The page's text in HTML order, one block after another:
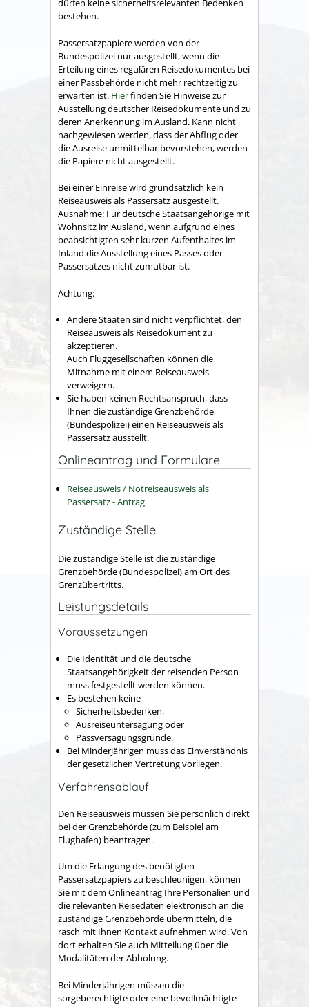
dürfen keine sicherheitsrelevanten Bedenken
bestehen.
Passersatzpapiere werden von der
Bundespolizei nur ausgestellt, wenn die
Erteilung eines regulären Reisedokumentes bei
einer Passbehörde nicht mehr rechtzeitig zu
erwarten ist. Hierfinden Sie Hinweise zur
Ausstellung deutscher Reisedokumente und zu
deren Anerkennung im Ausland. Kann nicht
nachgewiesen werden, dass der Abflug oder
die Ausreise unmittelbar bevorstehen, werden
die Papiere nicht ausgestellt.
Bei einer Einreise wird grundsätzlich kein
Reiseausweis als Passersatz ausgestellt.
Ausnahme: Für deutsche Staatsangehörige mit
Wohnsitz im Ausland, wenn aufgrund eines
beabsichtigten sehr kurzen Aufenthaltes im
Inland die Ausstellung eines Passes oder
Passersatzes nicht zumutbar ist.
Achtung:
Andere Staaten sind nicht verpflichtet, den
Reiseausweis als Reisedokument zu
akzeptieren.
Auch Fluggesellschaften können die
Mitnahme mit einem Reiseausweis
verweigern.
Sie haben keinen Rechtsanspruch, dass
Ihnen die zuständige Grenzbehörde
(Bundespolizei) einen Reiseausweis als
Passersatz ausstellt.
Onlineantrag und Formulare
Reiseausweis / Notreiseausweis als
Passersatz - Antrag
Zuständige Stelle
Die zuständige Stelle ist die zuständige
Grenzbehörde (Bundespolizei) am Ort des
Grenzübertritts.
Leistungsdetails
Voraussetzungen
Die Identität und die deutsche
Staatsangehörigkeit der reisenden Person
muss festgestellt werden können.
Es bestehen keine
Sicherheitsbedenken,
Ausreiseuntersagung oder
Passversagungsgründe.
Bei Minderjährigen muss das Einverständnis
der gesetzlichen Vertretung vorliegen.
Verfahrensablauf
Den Reiseausweis müssen Sie persönlich direkt
bei der Grenzbehörde (zum Beispiel am
Flughafen) beantragen.
Um die Erlangung des benötigten
Passersatzpapiers zu beschleunigen, können
Sie mit dem Onlineantrag Ihre Personalien und
die relevanten Reisedaten elektronisch an die
zuständige Grenzbehörde übermitteln, die
rasch mit Ihnen Kontakt aufnehmen wird. Von
dort erhalten Sie auch Mitteilung über die
Modalitäten der Abholung.
Bei Minderjährigen müssen die
sorgeberechtigte oder eine bevollmächtigte